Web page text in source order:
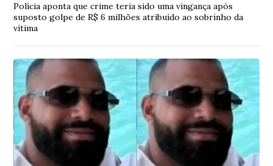
Polícia aponta que crime teria sido uma vingança após
suposto golpe de R$ 6 milhões atribuído ao sobrinho da
vítima